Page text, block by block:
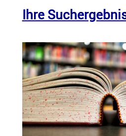
Ihre